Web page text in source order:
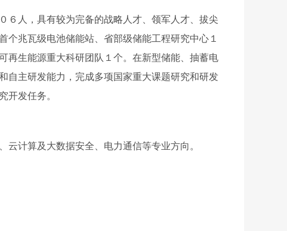
６人，具有较为完备的战略人才、领军人才、拔尖
个兆瓦级电池储能站、省部级储能工程研究中心１
再生能源重大科研团队１个。 在新型储能、抽蓄电
自主研发能力，完成多项国家重大课题研究和研发
开发任务。
云计算及大数据安全、电力通信等专业方向 。